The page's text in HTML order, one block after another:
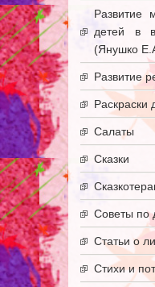
Развитие
детей в
(Янушко
Развитие
Раскраски
Салаты
Сказки
Советы по
Статьи о
Стихи и